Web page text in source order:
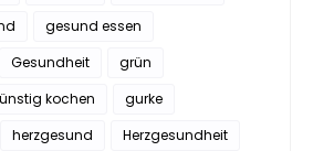
gesund essen
Gesundheit
grün
kochen
gurke
herzgesund
Herzgesundheit